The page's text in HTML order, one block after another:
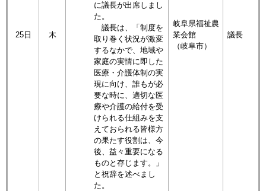
25日 木
に議長が出席しまし
た。
議長は、「制度を
取り巻く状況が激変
するなかで、地域や
家庭の実情に即した
医療・介護体制の実
現に向け、誰もが必
要な時に、適切な医
療や介護の給付を受
けられる仕組みを支
えておられる皆様方
の果たす役割は、今
後、益々重要になる
ものと存じます。」
と祝辞を述べまし
た。
岐阜県福祉農
業会館
（岐阜市）
議長